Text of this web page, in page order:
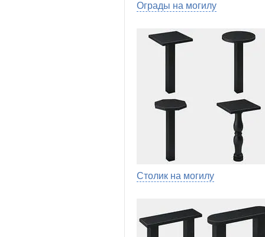
Ограды на могилу
Столик на могилу